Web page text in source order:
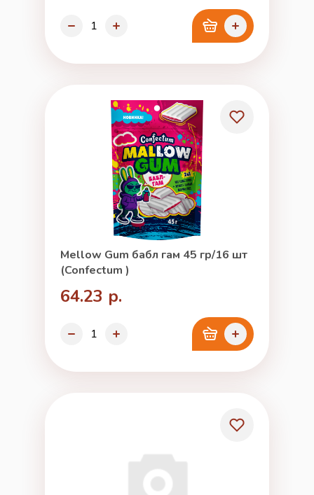
Mellow Gum бабл гам 45 гр/16 шт
(Confectum )
64.23 р.